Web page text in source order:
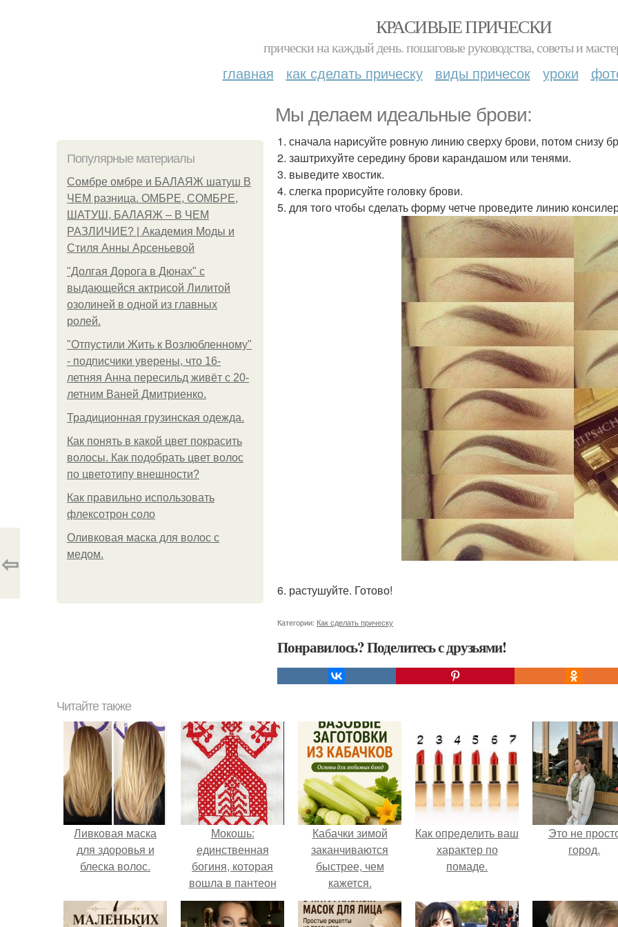
КРАСИВЫЕ ПРИЧЕСКИ
прически на каждый день. пошаговые руководства, советы и
главная как сделать прическу виды причесок уроки
Мы делаем идеальные брови:
Популярные материалы
Сомбре омбре и БАЛАЯЖ шатуш В
ЧЕМ разница. ОМБРЕ, СОМБРЕ,
ШАТУШ, БАЛАЯЖ – В ЧЕМ
РАЗЛИЧИЕ? | Академия Моды и
Стиля Анны Арсеньевой
"Долгая Дорога в Дюнах" с
выдающейся актрисой Лилитой
озолиней в одной из главных
ролей.
"Отпустили Жить к Возлюбленному"
- подписчики уверены, что 16-
летняя Анна пересильд живёт с 20-
летним Ваней Дмитриенко.
Традиционная грузинская одежда.
Как понять в какой цвет покрасить
волосы. Как подобрать цвет волос
по цветотипу внешности?
Как правильно использовать
флексотрон соло
Оливковая маска для волос с
медом.
1. сначала нарисуйте ровную линию сверху брови, потом снизу
2. заштрихуйте середину брови карандашом или тенями.
3. выведите хвостик.
4. слегка прорисуйте головку брови.
5. для того чтобы сделать форму четче проведите линию
6. растушуйте. Готово!
Категории: Как сделать прическу
Понравилось? Поделитесь с друзьями!
⇦
Читайте также
Ливковая маска
для здоровья и
блеска волос.
Мокошь:
единственная
богиня, которая
вошла в пантеон
князя Владимира.
Кабачки зимой
заканчиваются
быстрее, чем
кажется.
Как определить ваш
характер по
помаде.
Это не
город.